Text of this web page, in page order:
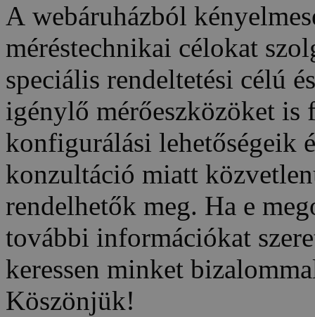
A webáruházból
méréstechnikai célokat
speciális rendeltetési célú
igénylő mérőeszközöket is
konfigurálási lehetőségeik
konzultáció miatt
rendelhetők meg. Ha e
további információkat
keressen minket
Köszönjük!